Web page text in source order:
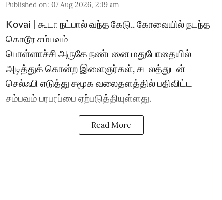
Published on: 07 Aug 2026, 2:19 am
Kovai | கூடா நட்பால் வந்த கேடு.. கோவையில் நடந்த
கொடூர சம்பவம்
பொள்ளாச்சி அருகே நண்பனை மதுபோதையில்
அடித்துக் கொன்ற இளைஞர்கள், சடலத்துடன்
செல்ஃபி எடுத்து சமூக வலைதளத்தில் பதிவிட்ட
சம்பவம் பரபரப்பை ஏற்படுத்தியுள்ளது.
Read More